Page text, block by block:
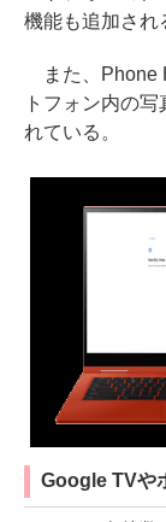
機能も追加され
また、Phone
トフォン内の
れている。
Google TVや